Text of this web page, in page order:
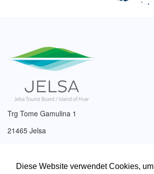
Diese Website verwendet Cookies, um
Trg Tome Gamulina 1
21465 Jelsa
Email:info@tzjelsa.hr